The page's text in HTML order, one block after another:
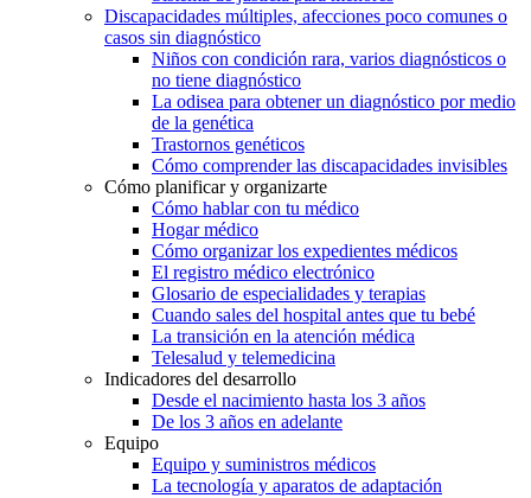
Discapacidades múltiples, afecciones poco comunes o
casos sin diagnóstico
Niños con condición rara, varios diagnósticos o
no tiene diagnóstico
La odisea para obtener un diagnóstico por medio
de la genética
Trastornos genéticos
Cómo comprender las discapacidades invisibles
Cómo planificar y organizarte
Cómo hablar con tu médico
Hogar médico
Cómo organizar los expedientes médicos
El registro médico electrónico
Glosario de especialidades y terapias
Cuando sales del hospital antes que tu bebé
La transición en la atención médica
Telesalud y telemedicina
Indicadores del desarrollo
Desde el nacimiento hasta los 3 años
De los 3 años en adelante
Equipo
Equipo y suministros médicos
La tecnología y aparatos de adaptación